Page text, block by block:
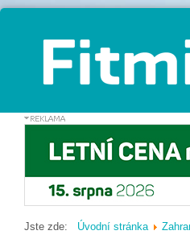
Jste zde: Úvodní stránka